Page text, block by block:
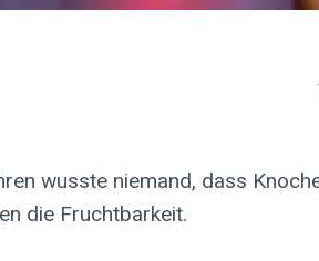
wusste niemand, dass
die Fruchtbarkeit.